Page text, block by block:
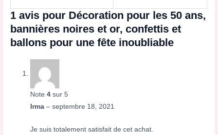
1 avis pour Décoration pour les 50 ans,
bannières noires et or, confettis et
ballons pour une fête inoubliable
Note4 sur 5
Irma– septembre 18, 2021
Je suis totalement satisfait de cet achat.